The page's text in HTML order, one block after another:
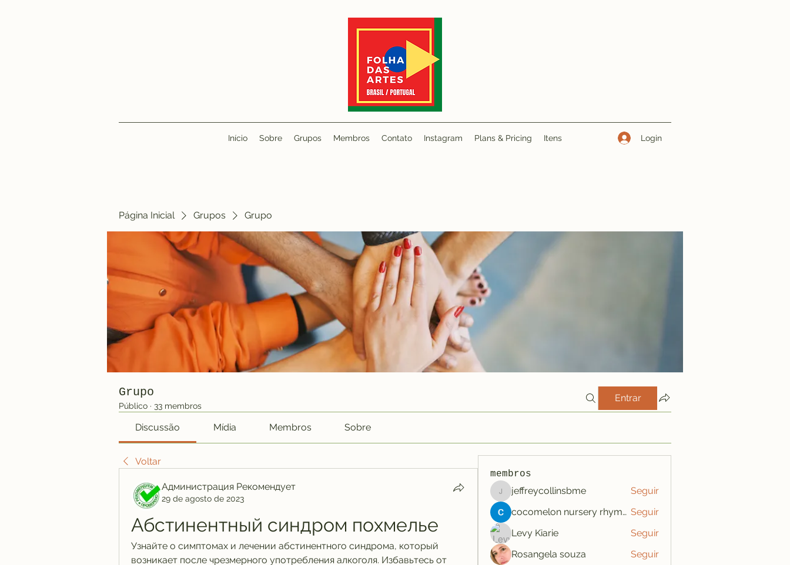
Início Sobre Grupos Membros Contato Instagram Plans & Pricing Itens Login
Página Inicial Grupos Grupo
Grupo
Público · 33 membros
Entrar
Discussão Mídia Membros Sobre
Voltar
Администрация Рекомендует
29 de agosto de 2023
Абстинентный синдром похмелье
Узнайте о симптомах и лечении абстинентного синдрома, который
возникает после чрезмерного употребления алкоголя. Избавьтесь от
membros
jeffreycollinsbme
jeffreycollinsbme
Seguir
cocomelon nursery rhymes Seguir
Levy Kiarie
Seguir
Rosangela souza
Seguir